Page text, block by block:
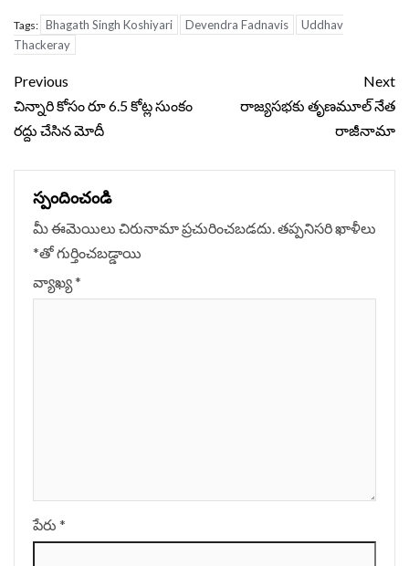
Tags: Bhagath Singh Koshiyari Devendra Fadnavis
Uddhav
Thackeray
Continue
Reading
Previous
చిన్నారి కోసం రూ 6.5 కోట్ల సుంకం
రద్దు చేసిన మోదీ
Next
రాజ్య‌స‌భ‌కు తృణ‌మూల్ నేత
రాజీనామా
స్పందించండి
మీ ఈమెయిలు చిరునామా ప్రచురించబడదు.తప్పనిసరి ఖాళీలు
*‌తో గుర్తించబడ్డాయి
వ్యాఖ్య*
పేరు *